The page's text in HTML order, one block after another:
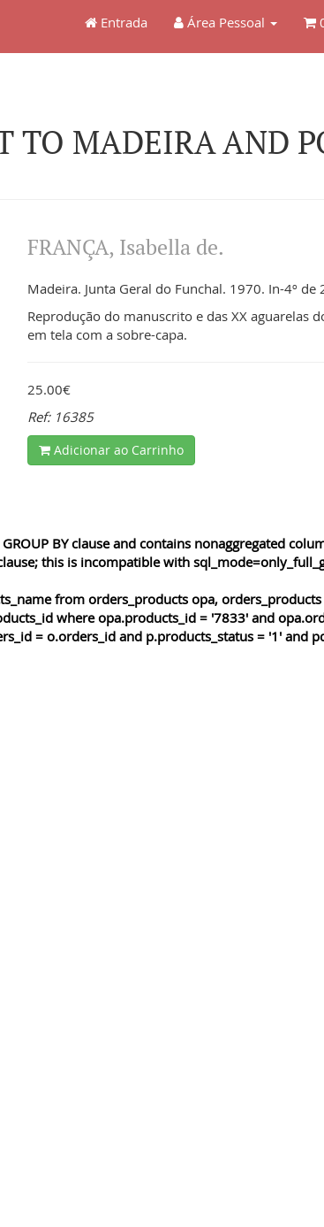
Entrada Área Pessoal
TO MADEIRA AND
FRANÇA, Isabella de.
Madeira. Junta Geral do Funchal. 1970. In-4º de
Reprodução do manuscrito e das XX aguarelas
em tela com a sobre-capa.
25.00€
Ref: 16385
Adicionar ao Carrinho
BY clause and contains nonaggregated
this is incompatible with
from orders_products opa, orders_products
where opa.products_id = '7833' and
= o.orders_id and p.products_status = '1' and